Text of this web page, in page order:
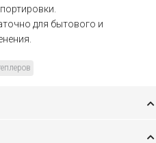
для бытового и